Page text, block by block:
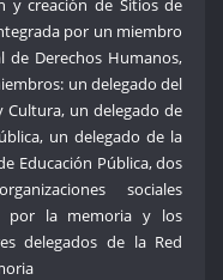
por un miembro
Derechos Humanos,
un delegado del
Cultura, un delegado de
un delegado de la
Educación Pública, dos
sociales
por la memoria y los
delegados de la Red